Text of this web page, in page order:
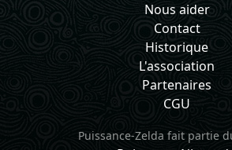
Nous aider
Contact
Historique
L'association
Partenaires
CGU
Puissance-Zelda fait partie